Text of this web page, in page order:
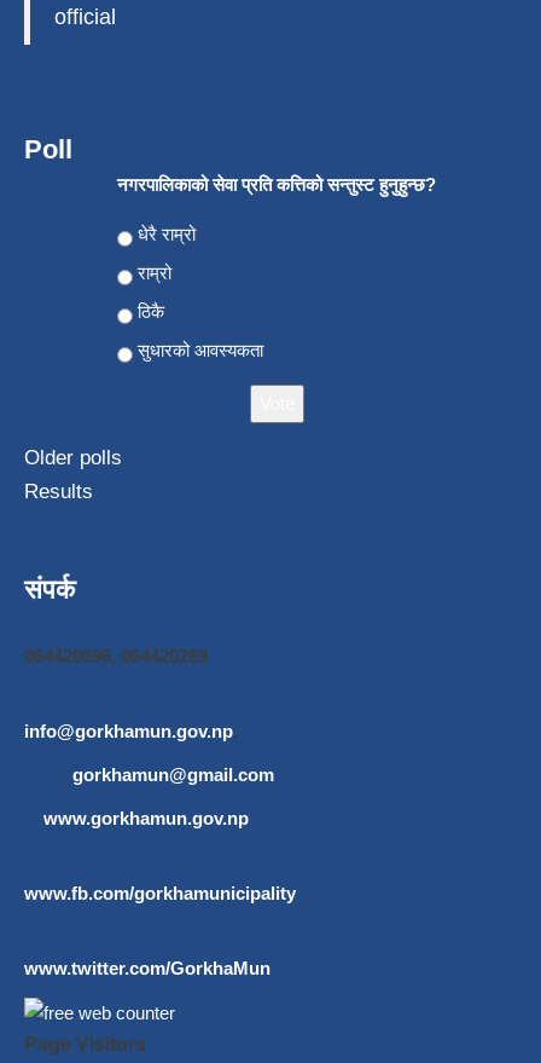
official
Poll
नगरपालिकाको सेवा प्रति कत्तिको सन्तुस्ट हुनुहुन्छ?
Choices
धेरै राम्रो
राम्रो
ठिकै
सुधारको आवस्यकता
Older polls
Results
संपर्क
064420696, 064420269
info@gorkhamun.gov.np,
gorkhamun@gmail.com
www.gorkhamun.gov.np
www.fb.com/gorkhamunicipality
www.twitter.com/GorkhaMun
Page Visitors